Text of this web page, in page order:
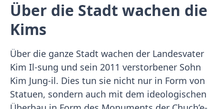
Über die Stadt wachen die
Kims
Über die ganze Stadt wachen der Landesvater
Kim Il-sung und sein 2011 verstorbener Sohn
Kim Jung-il. Dies tun sie nicht nur in Form von
Statuen, sondern auch mit dem ideologischen